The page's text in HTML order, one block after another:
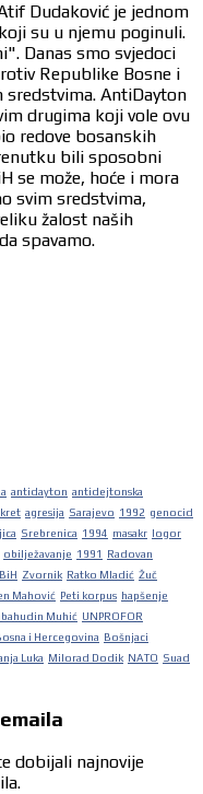
Dudaković je jednom
su u njemu poginuli.
Danas smo svjedoci
Republike Bosne i
sredstvima. AntiDayton
drugima koji vole ovu
redove bosanskih
bili sposobni
se može, hoće i mora
svim sredstvima,
žalost naših
spavamo.
antidayton antidejtonska
agresija Sarajevo 1992 genocid
Srebrenica 1994 masakr logor
obilježavanje 1991
Radovan
Zvornik Ratko Mladić Žuč
Mahović Peti korpus hapšenje
Muhić UNPROFOR
i Hercegovina Bošnjaci
Luka Milorad Dodik NATO Suad
dobijali najnovije